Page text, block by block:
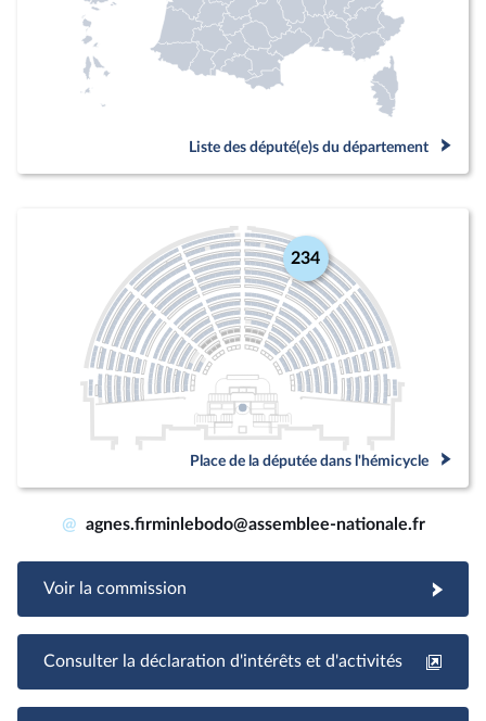
Liste des député(e)s du département
234
Place de la députée dans l'hémicycle
@ agnes.firminlebodo@assemblee-nationale.fr
Voir la commission
Consulter la déclaration d'intérêts et d'activités